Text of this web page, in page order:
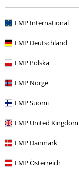
EMP International
EMP Deutschland
EMP Polska
EMP Norge
EMP Suomi
EMP United Kingdom
EMP Danmark
EMP Österreich
Pyžamo